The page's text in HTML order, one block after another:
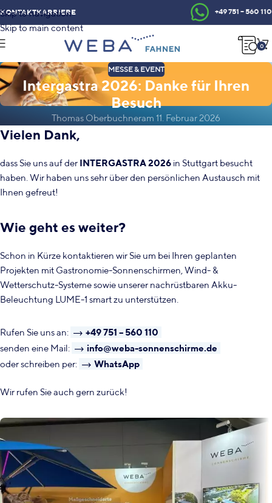
Skip to navigation
Skip to main content
KONTAKTKARRIERE +49 751 – 560 110
0
MESSE & EVENT
Intergastra 2026: Danke für Ihren
Besuch
Thomas Oberbuchneram 11. Februar 2026
Vielen Dank,
dass Sie uns auf der INTERGASTRA 2026 in Stuttgart besucht
haben. Wir haben uns sehr über den persönlichen Austausch mit
Ihnen gefreut!
Wie geht es weiter?
Schon in Kürze kontaktieren wir Sie um bei Ihren geplanten
Projekten mit Gastronomie-Sonnenschirmen, Wind- &
Wetterschutz-Systeme sowie unserer nachrüstbaren Akku-
Beleuchtung LUME-1 smart zu unterstützen.
Rufen Sie uns an:
+49 751 – 560 110
senden eine Mail:
info@weba-sonnenschirme.de
oder schreiben per:
WhatsApp
Wir rufen Sie auch gern zurück!